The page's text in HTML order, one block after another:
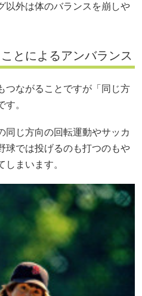
以外は体のバランスを崩しや
とによるアンバランス
つながることですが「同じ方
。
同じ方向の回転運動やサッカ
球では投げるのも打つのもや
まいます。